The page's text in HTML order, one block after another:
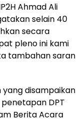
Ahmad Ali
selain 40
secara
pleno ini kami
tambahan saran
yang disampaikan
DPT
Berita Acara